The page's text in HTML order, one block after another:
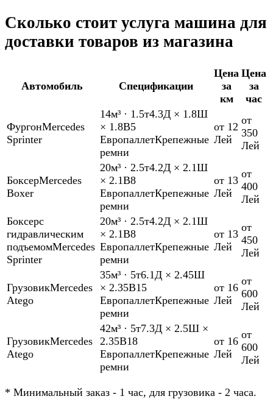
Сколько стоит услуга машина для
доставки товаров из магазина
Автомобиль Спецификации
Цена
за
км
Цена
за
час
ФургонMercedes
Sprinter
14м³ · 1.5т4.3Д × 1.8Ш
× 1.8В5
ЕвропаллетКрепежные
ремни
от 12
Лей
от
350
Лей
БоксерMercedes
Boxer
20м³ · 2.5т4.2Д × 2.1Ш
× 2.1В8
ЕвропаллетКрепежные
ремни
от 13
Лей
от
400
Лей
Боксерс
гидравлическим
подъемомMercedes
Sprinter
20м³ · 2.5т4.2Д × 2.1Ш
× 2.1В8
ЕвропаллетКрепежные
ремни
от 13
Лей
от
450
Лей
ГрузовикMercedes
Atego
35м³ · 5т6.1Д × 2.45Ш
× 2.35В15
ЕвропаллетКрепежные
ремни
от 16
Лей
от
600
Лей
ГрузовикMercedes
Atego
42м³ · 5т7.3Д × 2.5Ш ×
2.35В18
ЕвропаллетКрепежные
ремни
от 16
Лей
от
600
Лей
* Минимальный заказ - 1 час, для грузовика - 2 часа.